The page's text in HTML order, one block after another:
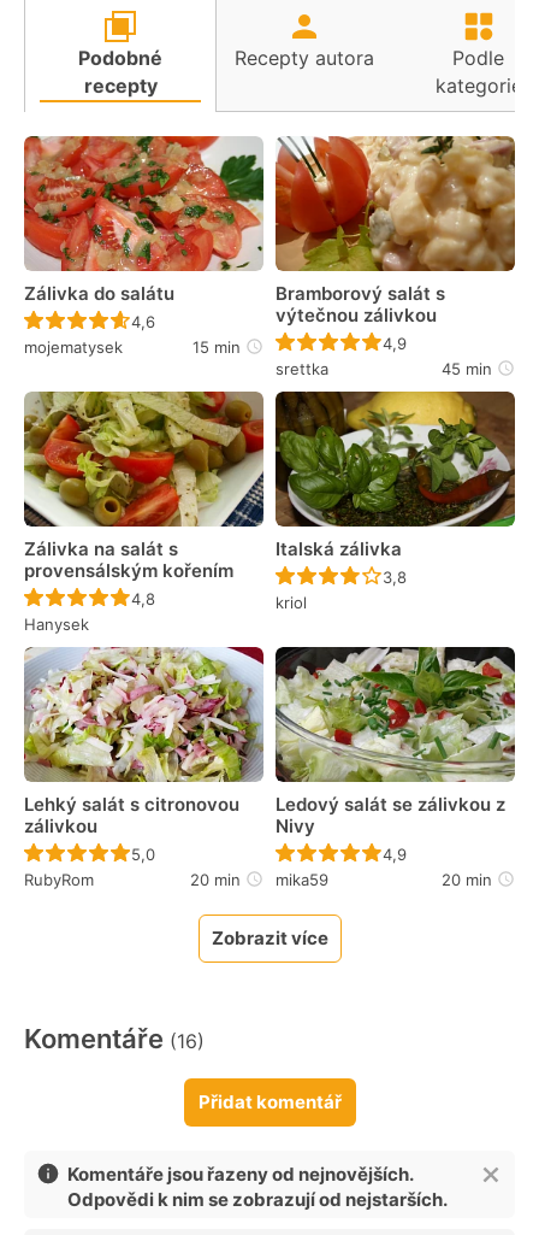
Podobné
recepty
Recepty autora
Podle
kategorie
Zálivka do salátu
Recept ještě nebyl hodnocen
4,6
mojematysek
15 min
Bramborový salát s
výtečnou zálivkou
Recept ještě nebyl
4,9
srettka
45 min
Zálivka na salát s
provensálským kořením
Recept ještě nebyl hodnocen
4,8
Hanysek
Italská zálivka
Recept ještě nebyl
3,8
kriol
Lehký salát s citronovou
zálivkou
Recept ještě nebyl hodnocen
5,0
RubyRom
20 min
Ledový salát se zálivkou z
Nivy
Recept ještě nebyl
4,9
mika59
20 min
Zobrazit více
Komentáře (16)
Přidat komentář
Komentáře jsou řazeny od nejnovějších.
Odpovědi k nim se zobrazují od nejstarších.